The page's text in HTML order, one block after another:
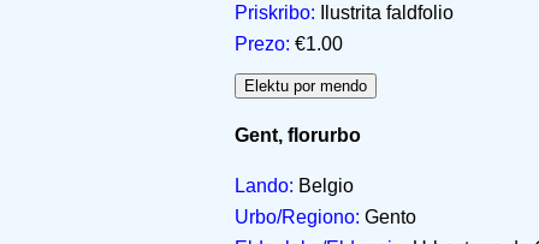
Priskribo: Ilustrita faldfolio
Prezo: €1.00
Gent, florurbo
Lando: Belgio
Urbo/Regiono: Gento